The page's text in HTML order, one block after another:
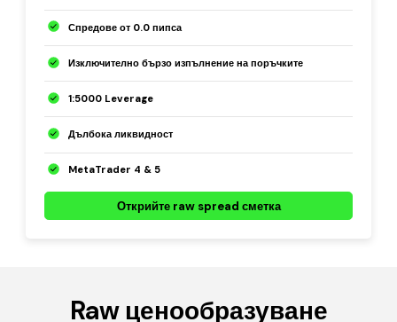
Спредове от 0.0 пипса
Изключително бързо изпълнение на поръчките
1:5000 Leverage
Дълбока ликвидност
MetaTrader 4 & 5
Открийте raw spread сметка
Raw ценообразуване